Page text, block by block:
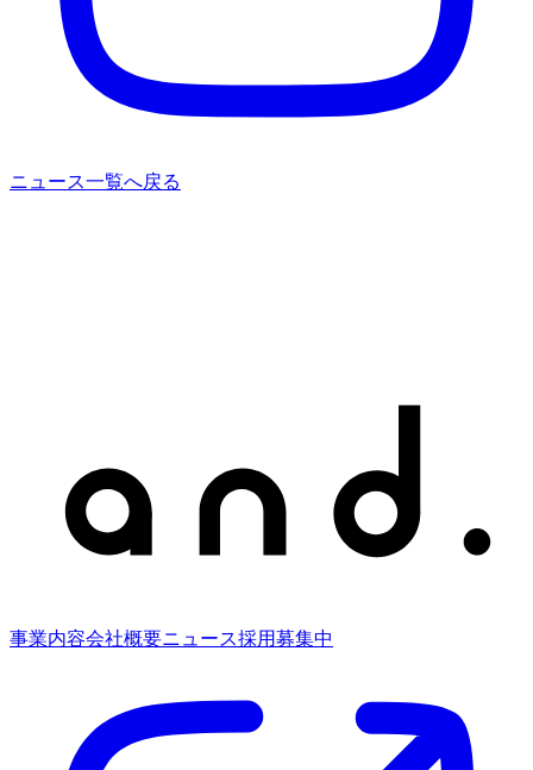
ニュース一覧へ戻る
事業内容会社概要ニュース採用募集中